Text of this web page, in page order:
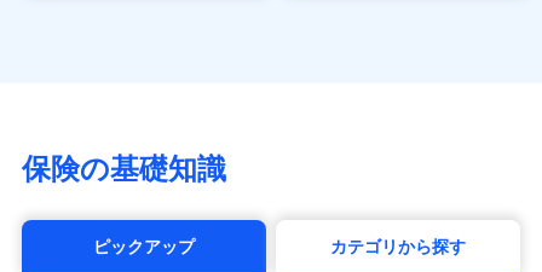
マニュライフ生命保険株式会社
（https://www.manulife.co.jp/）
（https://www.msa-life.co.jp/）
メットライフ生命株式会社(https://www.metlife.co.jp/)
保険の基礎知識
ピックアップ カテゴリから探す